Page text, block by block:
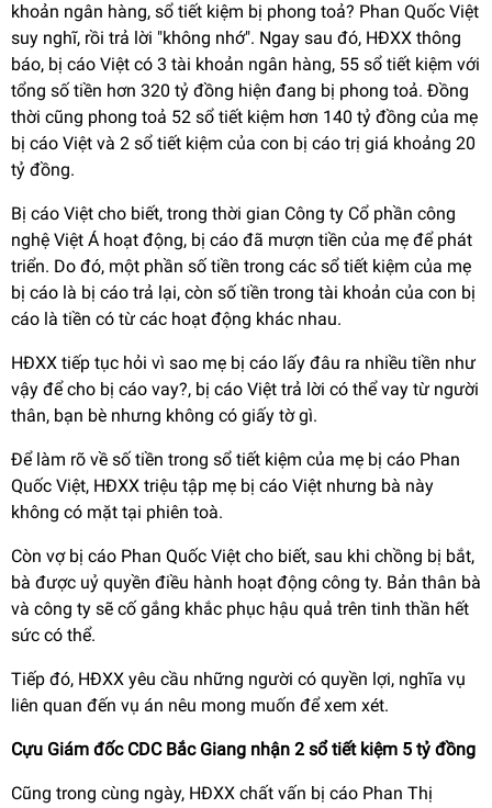
khoản ngân hàng, sổ tiết kiệm bị phong toả? Phan Quốc Việt
suy nghĩ, rồi trả lời "không nhớ". Ngay sau đó, HĐXX thông
báo, bị cáo Việt có 3 tài khoản ngân hàng, 55 sổ tiết kiệm với
tổng số tiền hơn 320 tỷ đồng hiện đang bị phong toả. Đồng
thời cũng phong toả 52 sổ tiết kiệm hơn 140 tỷ đồng của mẹ
bị cáo Việt và 2 sổ tiết kiệm của con bị cáo trị giá khoảng 20
tỷ đồng.
Bị cáo Việt cho biết, trong thời gian Công ty Cổ phần công
nghệ Việt Á hoạt động, bị cáo đã mượn tiền của mẹ để phát
triển. Do đó, một phần số tiền trong các sổ tiết kiệm của mẹ
bị cáo là bị cáo trả lại, còn số tiền trong tài khoản của con bị
cáo là tiền có từ các hoạt động khác nhau.
HĐXX tiếp tục hỏi vì sao mẹ bị cáo lấy đâu ra nhiều tiền như
vậy để cho bị cáo vay?, bị cáo Việt trả lời có thể vay từ người
thân, bạn bè nhưng không có giấy tờ gì.
Để làm rõ về số tiền trong sổ tiết kiệm của mẹ bị cáo Phan
Quốc Việt, HĐXX triệu tập mẹ bị cáo Việt nhưng bà này
không có mặt tại phiên toà.
Còn vợ bị cáo Phan Quốc Việt cho biết, sau khi chồng bị bắt,
bà được uỷ quyền điều hành hoạt động công ty. Bản thân bà
và công ty sẽ cố gắng khắc phục hậu quả trên tinh thần hết
sức có thể.
Tiếp đó, HĐXX yêu cầu những người có quyền lợi, nghĩa vụ
liên quan đến vụ án nêu mong muốn để xem xét.
Cựu Giám đốc CDC Bắc Giang nhận 2 sổ tiết kiệm 5 tỷ đồng
Cũng trong cùng ngày, HĐXX chất vấn bị cáo Phan Thị